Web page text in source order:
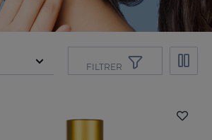
FILTRER